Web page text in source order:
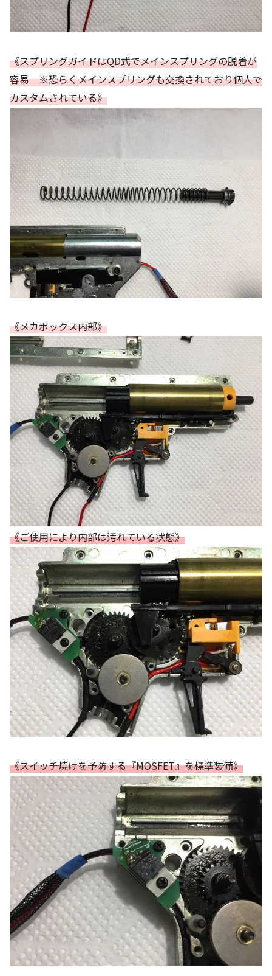
《スプリングガイドはQD式でメインスプリングの脱着が
容易 ※恐らくメインスプリングも交換されており個人で
カスタムされている》
《メカボックス内部》
《ご使用により内部は汚れている状態》
《スイッチ焼けを予防する『MOSFET』を標準装備》